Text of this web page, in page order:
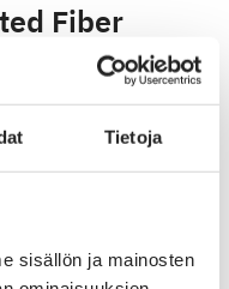
Tietoja
sisällön ja mainosten
Fiber
2019. Miksi
täysin uuden,